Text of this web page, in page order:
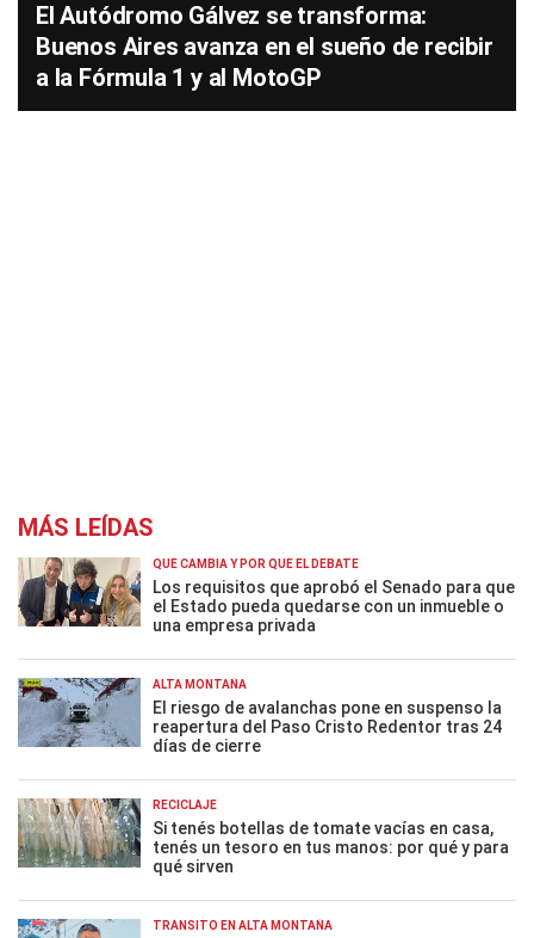
El Autódromo Gálvez se transforma:
Buenos Aires avanza en el sueño de recibir
a la Fórmula 1 y al MotoGP
MÁS LEÍDAS
QUÉ CAMBIA Y POR QUÉ EL DEBATE
Los requisitos que aprobó el Senado para que
el Estado pueda quedarse con un inmueble o
una empresa privada
ALTA MONTAÑA
El riesgo de avalanchas pone en suspenso la
reapertura del Paso Cristo Redentor tras 24
días de cierre
RECICLAJE
Si tenés botellas de tomate vacías en casa,
tenés un tesoro en tus manos: por qué y para
qué sirven
TRÁNSITO EN ALTA MONTAÑA